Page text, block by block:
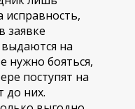
исправность,
заявке
на
нужно бояться,
поступят на
до них.